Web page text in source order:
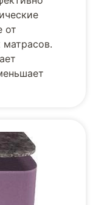
от
матрасов.